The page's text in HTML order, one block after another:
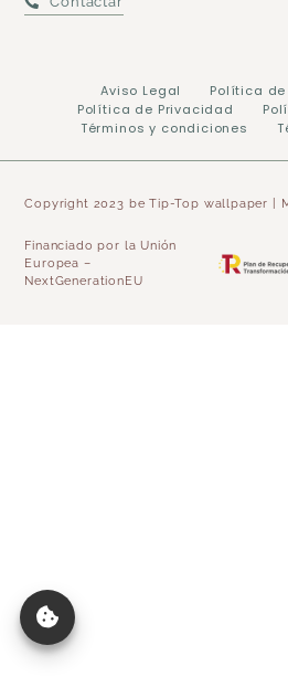
Aviso Legal
Política de
Política de Privacidad
Términos y condiciones
Copyright 2023 be Tip-Top wallpaper |
Financiado por la Unión
Europea –
NextGenerationEU